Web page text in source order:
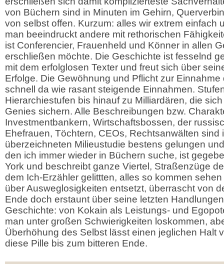
von Büchern sind in Minuten im Gehirn,
von selbst offen. Kurzum: alles wir extrem einfach
man beeindruckt andere mit rethorischen
ist Conferencier, Frauenheld und Könner in allen
erschließen möchte. Die Geschichte ist fesselnd
mit dem erfolglosen Texter und freut sich über
Erfolge. Die Gewöhnung und Pflicht zur
schnell da wie rasant steigende Einnahmen.
Hierarchiestufen bis hinauf zu Milliardären, die
Genies sichern. Alle Beschreibungen bzw.
Investmentbankern, Wirtschaftsbossen, der
Ehefrauen, Töchtern, CEOs, Rechtsanwälten sind
überzeichneten Milieustudie bestens gelungen
den ich immer wieder in Büchern suche, ist
York und beschreibt ganze Viertel, Straßenzüge
dem Ich-Erzähler gelittten, alles so kommen
über Ausweglosigkeiten entsetzt, überrascht von
Ende doch erstaunt über seine letzten
Geschichte: von Kokain als Leistungs- und
man unter großen Schwierigkeiten loskommen,
Überhöhung des Selbst lässt einen jeglichen Halt
diese Pille bis zum bitteren Ende.